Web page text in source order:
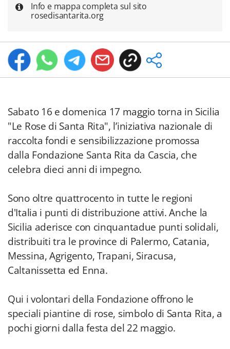
Info e mappa completa sul sito
rosedisantarita.org
Sabato 16 e domenica 17 maggio torna in Sicilia
"Le Rose di Santa Rita", l’iniziativa nazionale di
raccolta fondi e sensibilizzazione promossa
dalla Fondazione Santa Rita da Cascia, che
celebra dieci anni di impegno.
Sono oltre quattrocento in tutte le regioni
d'Italia i punti di distribuzione attivi. Anche la
Sicilia aderisce con cinquantadue punti solidali,
distribuiti tra le province di Palermo, Catania,
Messina, Agrigento, Trapani, Siracusa,
Caltanissetta ed Enna.
Qui i volontari della Fondazione offrono le
speciali piantine di rose, simbolo di Santa Rita, a
pochi giorni dalla festa del 22 maggio.